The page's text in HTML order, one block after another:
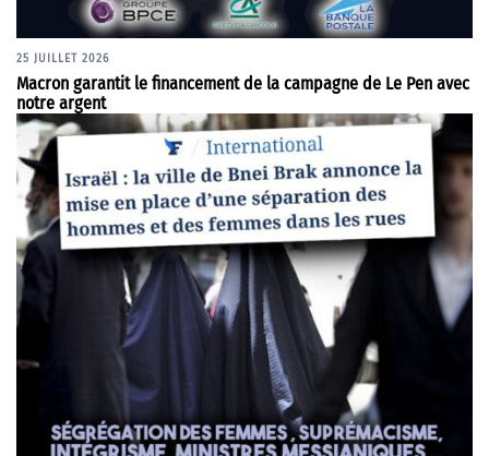
25 JUILLET 2026
Macron garantit le financement de la campagne de Le Pen avec
notre argent